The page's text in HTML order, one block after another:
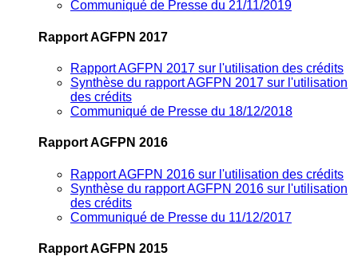
Communiqué de Presse du 21/11/2019
Rapport AGFPN 2017
Rapport AGFPN 2017 sur l'utilisation des crédits
Synthèse du rapport AGFPN 2017 sur l'utilisation
des crédits
Communiqué de Presse du 18/12/2018
Rapport AGFPN 2016
Rapport AGFPN 2016 sur l'utilisation des crédits
Synthèse du rapport AGFPN 2016 sur l'utilisation
des crédits
Communiqué de Presse du 11/12/2017
Rapport AGFPN 2015